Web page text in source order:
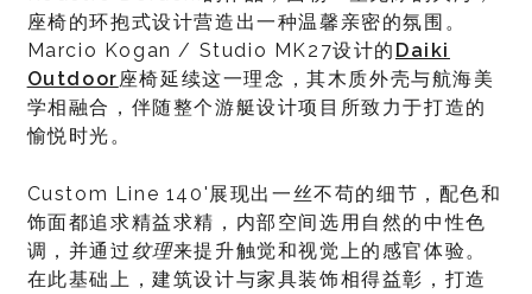
座椅的环抱式设计营造出一种温馨亲密的氛围。
Marcio Kogan / Studio MK27设计的 Daiki
Outdoor座椅延续这一理念，其木质外壳与航海美
学相融合，伴随整个游艇设计项目所致力于打造的
愉悦时光。
Custom Line 140'展现出一丝不苟的细节，配色和
饰面都追求精益求精，内部空间选用自然的中性色
调，并通过纹理来提升触觉和视觉上的感官体验。
在此基础上，建筑设计与家具装饰相得益彰，打造